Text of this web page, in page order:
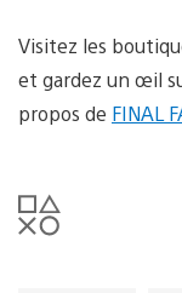
Visitez les
et gardez un œil
propos de FINAL